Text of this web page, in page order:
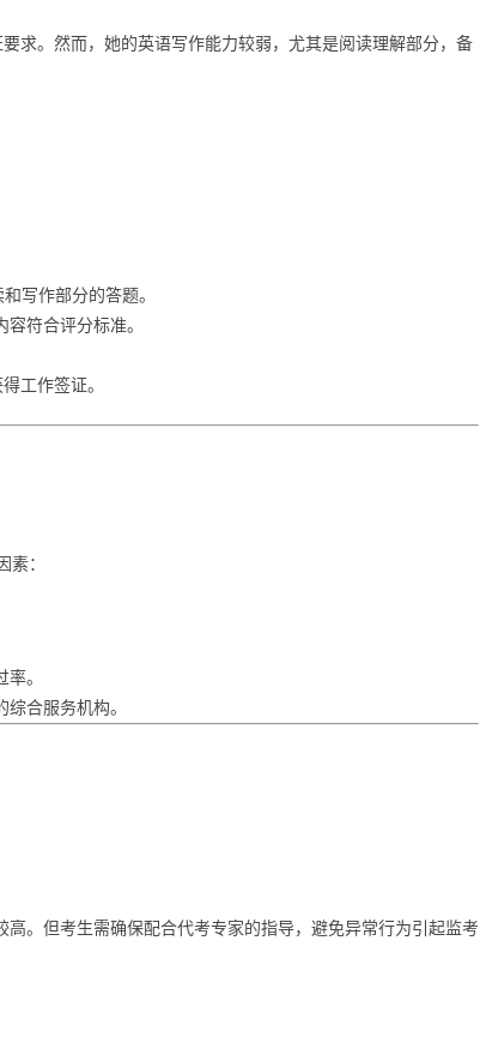
求。然而，她的英语写作能力较弱，尤其是阅读理解部分，备
写作部分的答题。
符合评分标准。
工作签证。
：
。
合服务机构。
。但考生需确保配合代考专家的指导，避免异常行为引起监考